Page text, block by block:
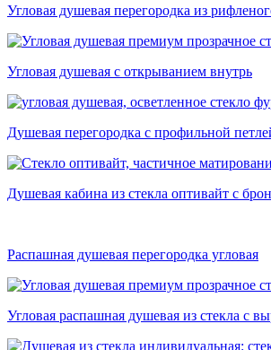
Угловая душевая перегородка из
Угловая душевая с открыванием внутрь
Душевая перегородка с профильной
Душевая кабина из стекла оптивайт с
Распашная душевая перегородка угловая
Угловая распашная душевая из стекла с